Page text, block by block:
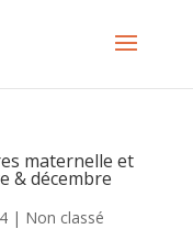
maternelle et
& décembre
| Non classé